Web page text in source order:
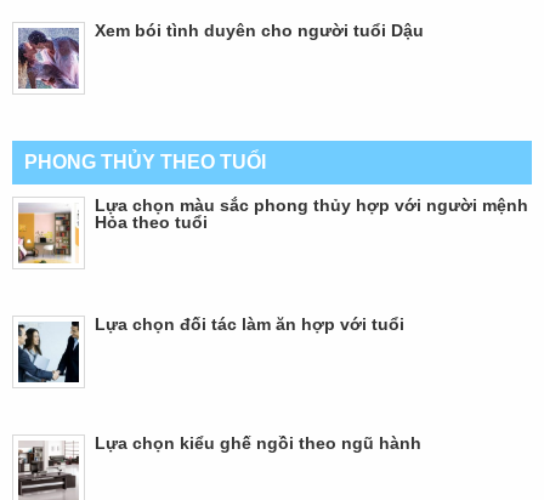
Xem bói tình duyên cho người tuổi Dậu
PHONG THỦY THEO TUỔI
Lựa chọn màu sắc phong thủy hợp với người mệnh
Hỏa theo tuổi
Lựa chọn đối tác làm ăn hợp với tuổi
Lựa chọn kiểu ghế ngồi theo ngũ hành